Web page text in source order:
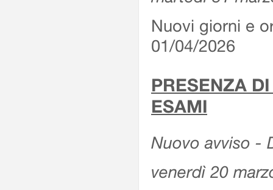
Nuovi giorni e
01/04/2026
PRESENZA
ESAMI
Nuovo avviso -
venerdì 20